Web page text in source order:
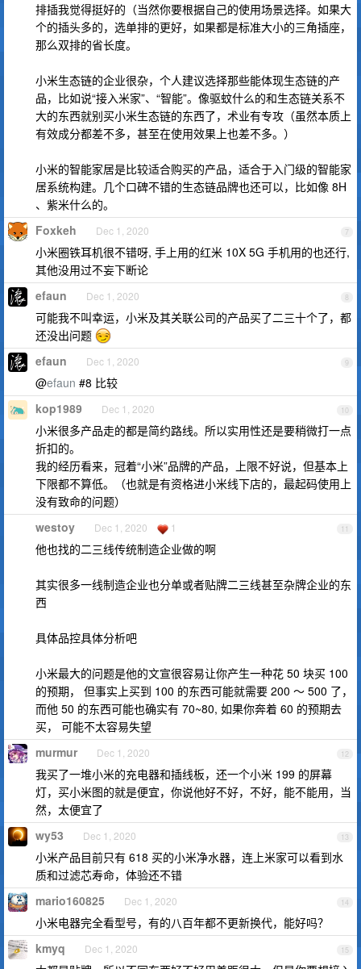
排插我觉得挺好的（当然你要根据自己的使用场景选择。如果大
个的插头多的，选单排的更好，如果都是标准大小的三角插座，
那么双排的省长度。
小米生态链的企业很杂，个人建议选择那些能体现生态链的产
品，比如说“接入米家”、“智能”。像驱蚊什么的和生态链关系不
大的东西就别买小米生态链的东西了，术业有专攻（虽然本质上
有效成分都差不多，甚至在使用效果上也差不多。）
小米的智能家居是比较适合购买的产品，适合于入门级的智能家
居系统构建。几个口碑不错的生态链品牌也还可以，比如像 8H
、紫米什么的。
7
Foxkeh Dec 1, 2020
小米圈铁耳机很不错呀, 手上用的红米 10X 5G 手机用的也还行,
其他没用过不妄下断论
8
efaun Dec 1, 2020
可能我不叫幸运，小米及其关联公司的产品买了二三十个了，都
还没出问题
9
efaun Dec 1, 2020
@efaun #8 比较
10
kop1989 Dec 1, 2020
小米很多产品走的都是简约路线。所以实用性还是要稍微打一点
折扣的。
我的经历看来，冠着“小米”品牌的产品，上限不好说，但基本上
下限都不算低。（也就是有资格进小米线下店的，最起码使用上
没有致命的问题）
11
westoy Dec 1, 2020 1
他也找的二三线传统制造企业做的啊
其实很多一线制造企业也分单或者贴牌二三线甚至杂牌企业的东
西
具体品控具体分析吧
小米最大的问题是他的文宣很容易让你产生一种花 50 块买 100
的预期， 但事实上买到 100 的东西可能就需要 200 ～ 500 了，
而他 50 的东西可能也确实有 70~80, 如果你奔着 60 的预期去
买， 可能不太容易失望
12
murmur Dec 1, 2020
我买了一堆小米的充电器和插线板，还一个小米 199 的屏幕
灯，买小米图的就是便宜，你说他好不好，不好，能不能用，当
然，太便宜了
13
wy53 Dec 1, 2020
小米产品目前只有 618 买的小米净水器，连上米家可以看到水
质和过滤芯寿命，体验还不错
14
mario160825 Dec 1, 2020
小米电器完全看型号，有的八百年都不更新换代，能好吗？
15
kmyq Dec 1, 2020